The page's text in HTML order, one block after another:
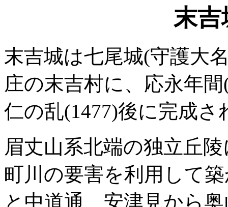
末吉
末吉城は七尾城(守護大
庄の末吉村に、応永年
仁の乱(1477)後に完成
眉丈山系北端の独立丘
町川の要害を利用して
と中道通、安津見から